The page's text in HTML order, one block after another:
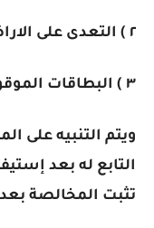
٢ ) التعدى على الاراضى الزراعية
٣ ) البطاقات الموقوفة بسبب عدم الصرف
ويتم التنبيه على
التابع له بعد
تثبت المخالصة بعد